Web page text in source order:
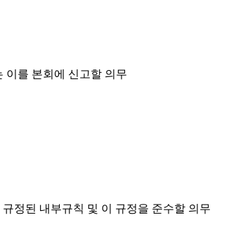
를 본회에 신고할 의무
정된 내부규칙 및 이 규정을 준수할 의무